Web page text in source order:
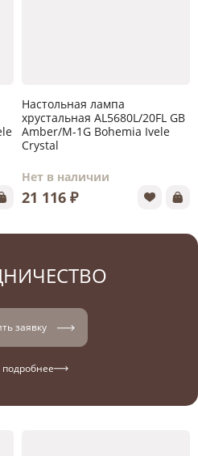
Настольная лампа
хрустальная AL5680L/20FL GB
Amber/M-1G Bohemia Ivele
Crystal
Нет в наличии
21 116 ₽
заявку
подробнее